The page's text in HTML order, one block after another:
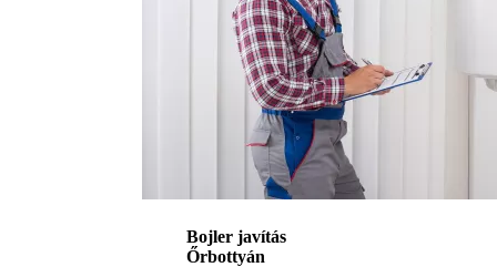
Bojler javítás
Őrbottyán